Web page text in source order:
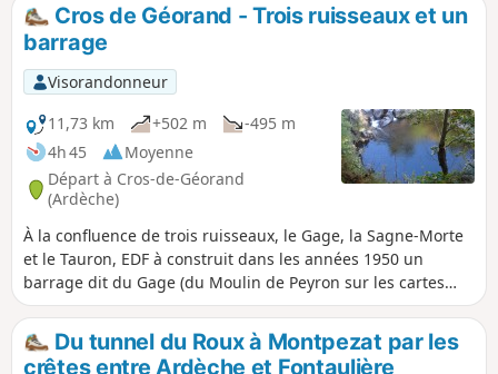
Cros de Géorand - Trois ruisseaux et un
barrage
Visorandonneur
11,73 km
+502 m
-495 m
4h 45
Moyenne
Départ à Cros-de-Géorand
(Ardèche)
À la confluence de trois ruisseaux, le Gage, la Sagne-Morte
et le Tauron, EDF à construit dans les années 1950 un
barrage dit du Gage (du Moulin de Peyron sur les cartes
IGN) pour alimenter la centrale de Montpezat-sous-Bauzon.
Je vous propose d'en faire le tour au départ du Cros-de-
Géorand suivant une idée de randonnées de La Montagne
Du tunnel du Roux à Montpezat par les
crêtes entre Ardèche et Fontaulière